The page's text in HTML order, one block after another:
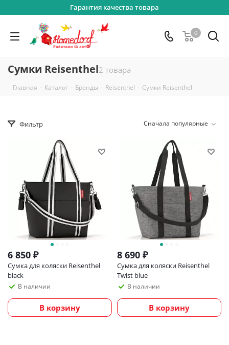
Гарантия качества товара
0
Сумки Reisenthel2 товара
Главная - Каталог - Бренды - Reisenthel - Сумки Reisenthel
Фильтр Сначала популярные
6 850 ₽
Сумка для коляски Reisenthel
black
В наличии
В корзину
8 690 ₽
Сумка для коляски Reisenthel
Twist blue
В наличии
В корзину